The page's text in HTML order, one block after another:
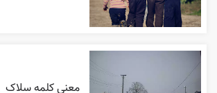
معنی کلمه سلاک